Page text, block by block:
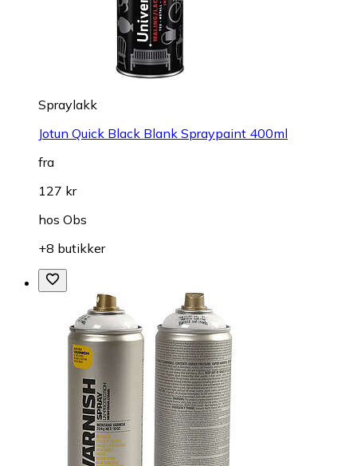
Spraylakk
Jotun Quick Black Blank Spraypaint 400ml
fra
127 kr
hos Obs
+8 butikker